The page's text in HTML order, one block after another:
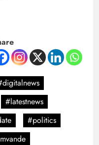
#latestnews
#politics